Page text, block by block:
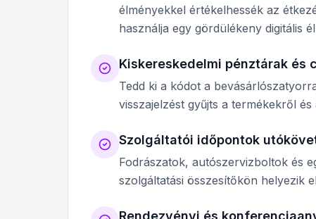
élményekkel értékelhessék az
használja egy gördülékeny digitális
Kiskereskedelmi pénztárak és
Tedd ki a kódot a
visszajelzést gyűjts a termékekről
Szolgáltatói időpontok
Fodrászatok, autószervizboltok és
szolgáltatási összesítőkön helyezik
Rendezvényi és